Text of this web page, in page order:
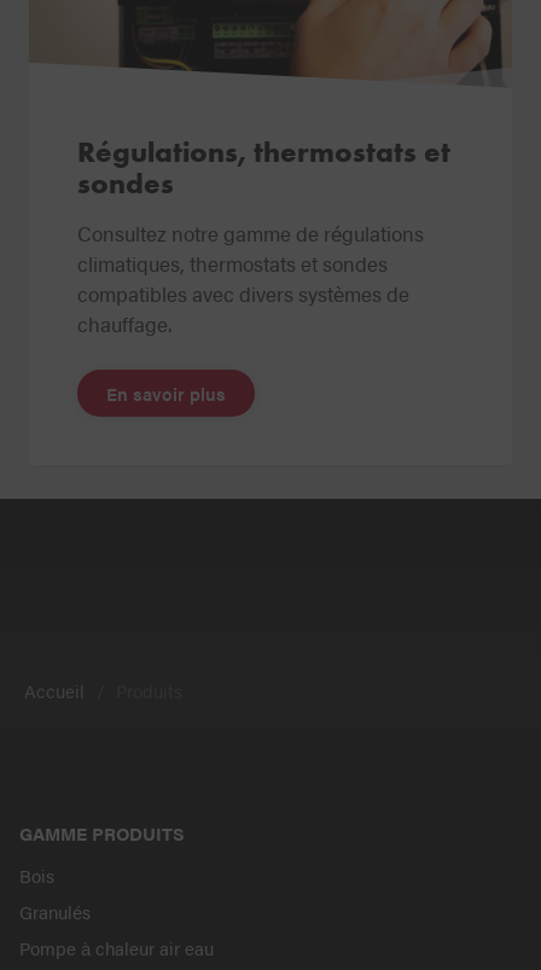
Régulations, thermostats et
sondes
Consultez notre gamme de régulations
climatiques, thermostats et sondes
compatibles avec divers systèmes de
chauffage.
En savoir plus
Accueil
GAMME PRODUITS
Bois
Granulés
Pompe à chaleur air eau